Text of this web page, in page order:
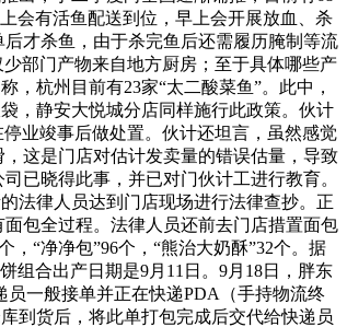
会有活鱼配送到位，早上会开展放血、杀
才杀鱼，由于杀完鱼后还需履历腌制等流
部门产物来自地方厨房；至于具体哪些产
杭州目前有23家“太二酸菜鱼”。此中，
，静安大悦城分店同样施行此政策。伙计
业竣事后做处置。伙计还坦言，虽然感觉
这是门店对估计发卖量的错误估量，导致
已晓得此事，并已对门伙计工进行教育。
法律人员达到门店现场进行法律查抄。正
包全过程。法律人员还前去门店措置面包
“净净包”96个，“熊治大奶酥”32个。据
组合出产日期是9月11日。9月18日，胖东
一般接单并正在快递PDA（手持物流终
到货后，将此单打包完成后交代给快递员